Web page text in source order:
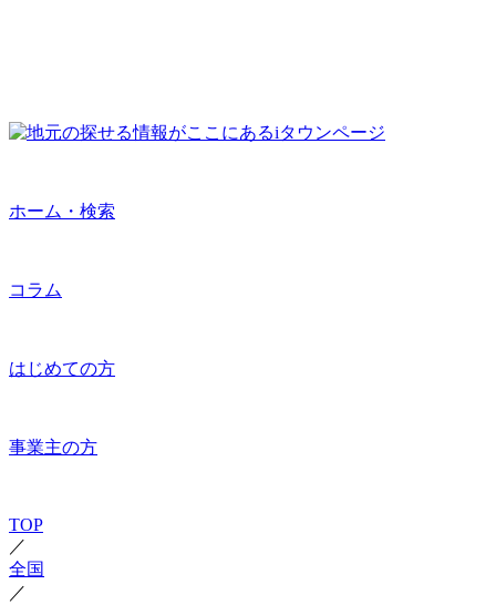
ホーム・検索
コラム
はじめての方
事業主の方
TOP
／
全国
／